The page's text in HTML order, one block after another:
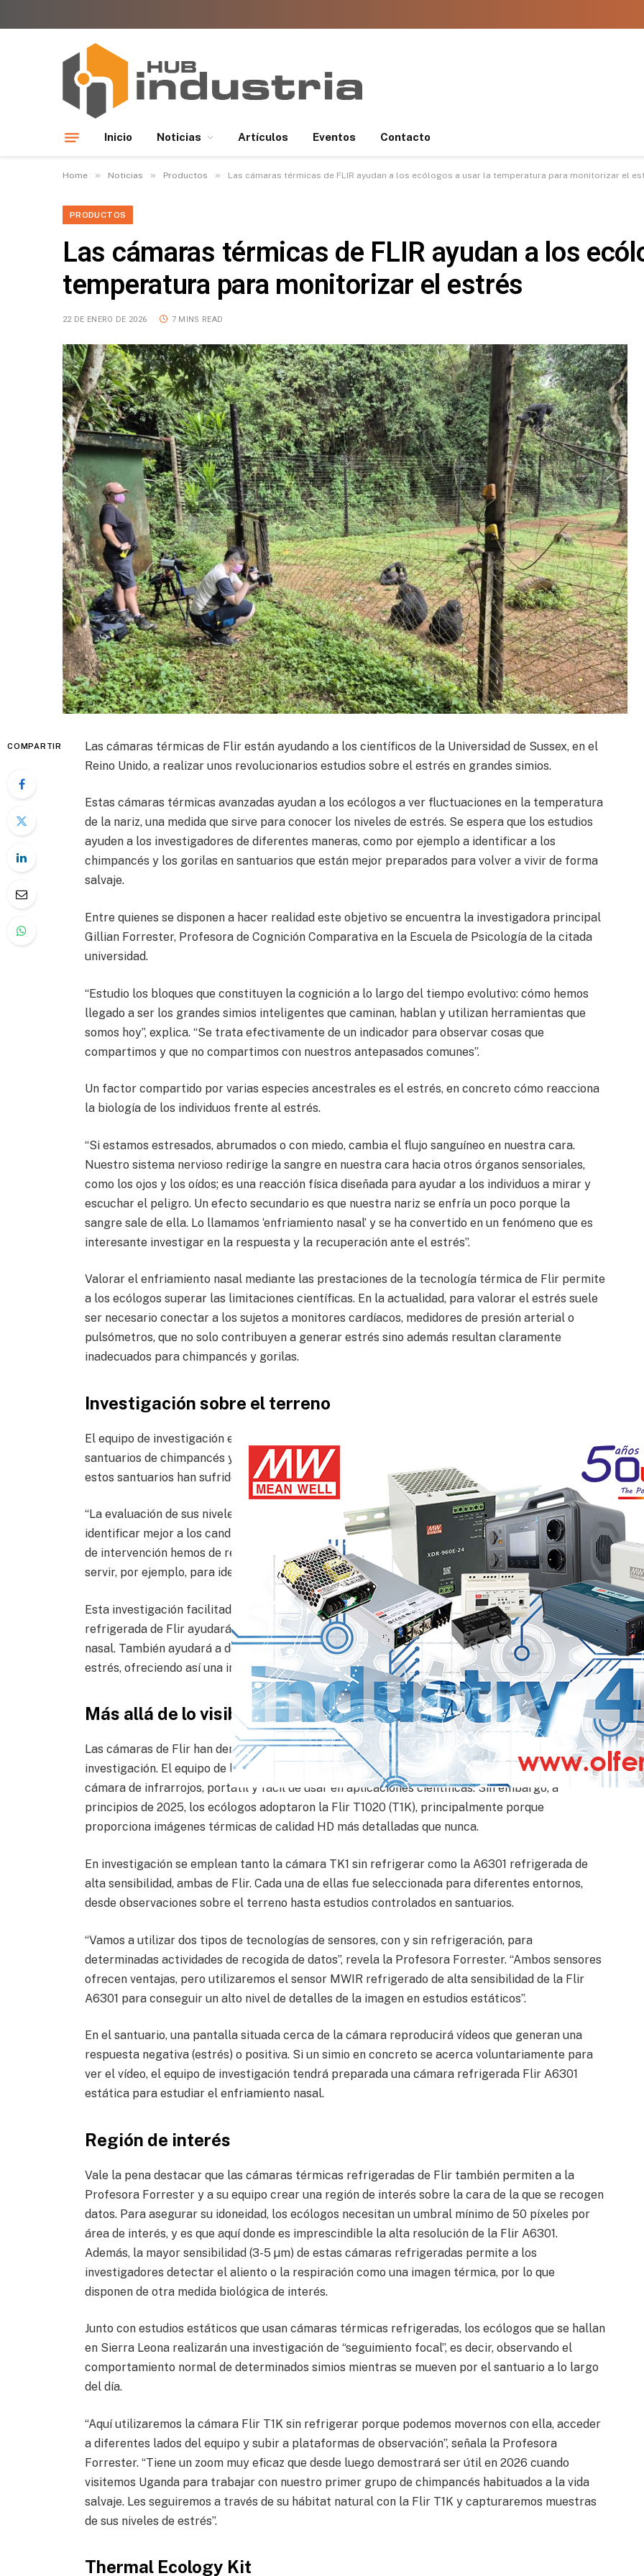
Inicio Noticias Artículos Eventos Contacto
Home » Noticias » Productos » Las cámaras térmicas de FLIR ayudan a los ecólogos a usar la temperatura para monitorizar el
PRODUCTOS
Las cámaras térmicas de FLIR ayudan a los
temperatura para monitorizar el estrés
22 DE ENERO DE 2026 7 MINS READ
COMPARTIR
Las cámaras térmicas de Flir están ayudando a los científicos de la Universidad de Sussex, en el
Reino Unido, a realizar unos revolucionarios estudios sobre el estrés en grandes simios.
Estas cámaras térmicas avanzadas ayudan a los ecólogos a ver fluctuaciones en la temperatura
de la nariz, una medida que sirve para conocer los niveles de estrés. Se espera que los estudios
ayuden a los investigadores de diferentes maneras, como por ejemplo a identificar a los
chimpancés y los gorilas en santuarios que están mejor preparados para volver a vivir de forma
salvaje.
Entre quienes se disponen a hacer realidad este objetivo se encuentra la investigadora principal
Gillian Forrester, Profesora de Cognición Comparativa en la Escuela de Psicología de la citada
universidad.
“Estudio los bloques que constituyen la cognición a lo largo del tiempo evolutivo: cómo hemos
llegado a ser los grandes simios inteligentes que caminan, hablan y utilizan herramientas que
somos hoy”, explica. “Se trata efectivamente de un indicador para observar cosas que
compartimos y que no compartimos con nuestros antepasados comunes”.
Un factor compartido por varias especies ancestrales es el estrés, en concreto cómo reacciona
la biología de los individuos frente al estrés.
“Si estamos estresados, abrumados o con miedo, cambia el flujo sanguíneo en nuestra cara.
Nuestro sistema nervioso redirige la sangre en nuestra cara hacia otros órganos sensoriales,
como los ojos y los oídos; es una reacción física diseñada para ayudar a los individuos a mirar y
escuchar el peligro. Un efecto secundario es que nuestra nariz se enfría un poco porque la
sangre sale de ella. Lo llamamos ‘enfriamiento nasal’ y se ha convertido en un fenómeno que es
interesante investigar en la respuesta y la recuperación ante el estrés”.
Valorar el enfriamiento nasal mediante las prestaciones de la tecnología térmica de Flir permite
a los ecólogos superar las limitaciones científicas. En la actualidad, para valorar el estrés suele
ser necesario conectar a los sujetos a monitores cardíacos, medidores de presión arterial o
pulsómetros, que no solo contribuyen a generar estrés sino además resultan claramente
inadecuados para chimpancés y gorilas.
Investigación sobre el terreno
El equipo de investigación está trabajando con parques de animales salvajes en el Reino Unido y
santuarios de chimpancés y gorilas en África. La mayoría de los individuos que se encuentran en
estos santuarios han sufrido algún tipo de trauma con anterioridad.
“La evaluación de sus niveles de estrés nos podría permitir gestionar mejor su rehabilitación, a
identificar mejor a los candidatos más preparados para ser liberados y a estudiar mejor qué tipo
de intervención hemos de realizar con aquellos que no lo estén”, explica. “Incluso nos podría
servir, por ejemplo, para identificar a una buena madre adoptiva para una nueva cría”.
Esta investigación facilitada por la tecnología de las cámaras T1020 sin refrigerar y A6301
refrigerada de Flir ayudará al equipo a conocer cuán es saludable o no el rango de enfriamiento
nasal. También ayudará a descubrir cuál es la velocidad de recuperación tras a una situación de
estrés, ofreciendo así una indicación de su resiliencia y autorregulación.
Más allá de lo visible
Las cámaras de Flir han demostrado desde el principio ser la tecnología idónea para esta crucial
investigación. El equipo de la Universidad de Sussex utilizó inicialmente la Flir T450sc, una
cámara de infrarrojos, portátil y fácil de usar en aplicaciones científicas. Sin embargo, a
principios de 2025, los ecólogos adoptaron la Flir T1020 (T1K), principalmente porque
proporciona imágenes térmicas de calidad HD más detalladas que nunca.
En investigación se emplean tanto la cámara TK1 sin refrigerar como la A6301 refrigerada de
alta sensibilidad, ambas de Flir. Cada una de ellas fue seleccionada para diferentes entornos,
desde observaciones sobre el terreno hasta estudios controlados en santuarios.
“Vamos a utilizar dos tipos de tecnologías de sensores, con y sin refrigeración, para
determinadas actividades de recogida de datos”, revela la Profesora Forrester. “Ambos sensores
ofrecen ventajas, pero utilizaremos el sensor MWIR refrigerado de alta sensibilidad de la Flir
A6301 para conseguir un alto nivel de detalles de la imagen en estudios estáticos”.
En el santuario, una pantalla situada cerca de la cámara reproducirá vídeos que generan una
respuesta negativa (estrés) o positiva. Si un simio en concreto se acerca voluntariamente para
ver el vídeo, el equipo de investigación tendrá preparada una cámara refrigerada Flir A6301
estática para estudiar el enfriamiento nasal.
Región de interés
Vale la pena destacar que las cámaras térmicas refrigeradas de Flir también permiten a la
Profesora Forrester y a su equipo crear una región de interés sobre la cara de la que se recogen
datos. Para asegurar su idoneidad, los ecólogos necesitan un umbral mínimo de 50 píxeles por
área de interés, y es que aquí donde es imprescindible la alta resolución de la Flir A6301.
Además, la mayor sensibilidad (3-5 µm) de estas cámaras refrigeradas permite a los
investigadores detectar el aliento o la respiración como una imagen térmica, por lo que
disponen de otra medida biológica de interés.
Junto con estudios estáticos que usan cámaras térmicas refrigeradas, los ecólogos que se hallan
en Sierra Leona realizarán una investigación de “seguimiento focal”, es decir, observando el
comportamiento normal de determinados simios mientras se mueven por el santuario a lo largo
del día.
“Aquí utilizaremos la cámara Flir T1K sin refrigerar porque podemos movernos con ella, acceder
a diferentes lados del equipo y subir a plataformas de observación”, señala la Profesora
Forrester. “Tiene un zoom muy eficaz que desde luego demostrará ser útil en 2026 cuando
visitemos Uganda para trabajar con nuestro primer grupo de chimpancés habituados a la vida
salvaje. Les seguiremos a través de su hábitat natural con la Flir T1K y capturaremos muestras
de sus niveles de estrés”.
Thermal Ecology Kit